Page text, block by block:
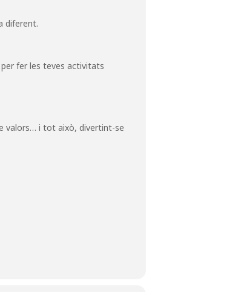
diferent.
fer les teves activitats
valors… i tot això, divertint-se